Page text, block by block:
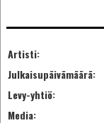
Artisti:
Julkaisupäivämäärä:
Levy-yhtiö:
Media: